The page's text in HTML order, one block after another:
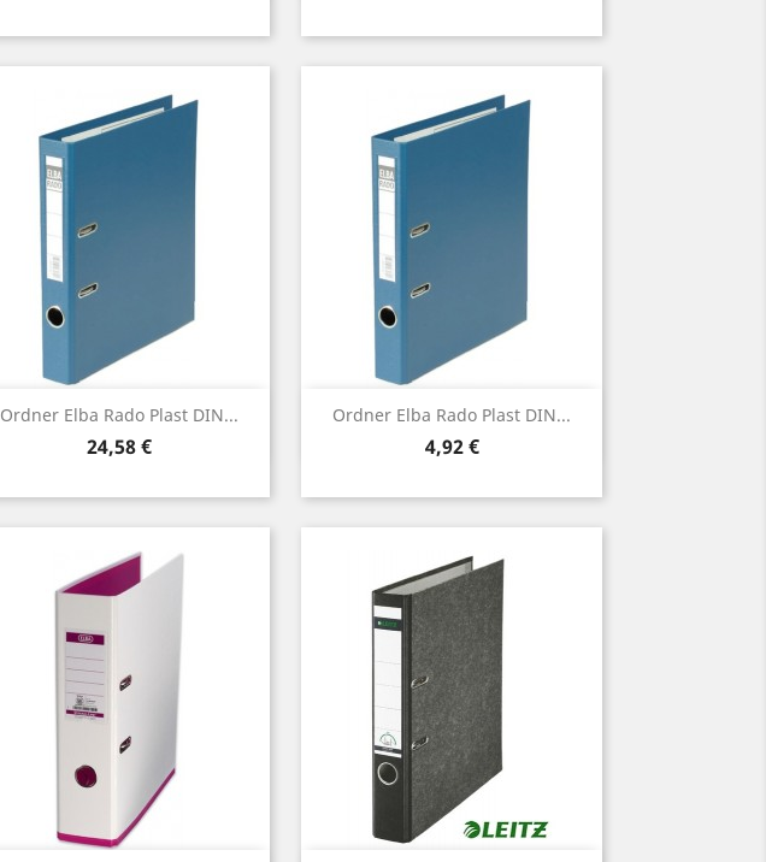
Ordner Elba Rado Plast DIN...
Preis
24,58 €
Vorschau Ordner Elba Rado Plast DIN...
Preis
4,92 €
Vorschau